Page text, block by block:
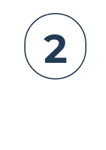
2